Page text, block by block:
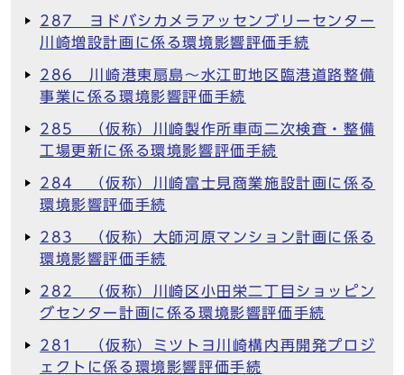
287 ヨドバシカメラアッセンブリーセンター
川崎増設計画に係る環境影響評価手続
286 川崎港東扇島～水江町地区臨港道路整備
事業に係る環境影響評価手続
285 （仮称）川崎製作所車両二次検査・整備
工場更新に係る環境影響評価手続
284 （仮称）川崎富士見商業施設計画に係る
環境影響評価手続
283 （仮称）大師河原マンション計画に係る
環境影響評価手続
282 （仮称）川崎区小田栄二丁目ショッピン
グセンター計画に係る環境影響評価手続
281 （仮称）ミツトヨ川崎構内再開発プロジ
ェクトに係る環境影響評価手続